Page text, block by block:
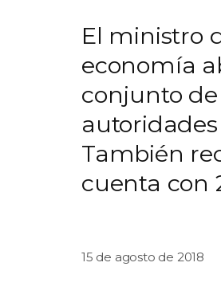
El ministro
economía
conjunto
También
cuenta con
15 de agosto de 2018